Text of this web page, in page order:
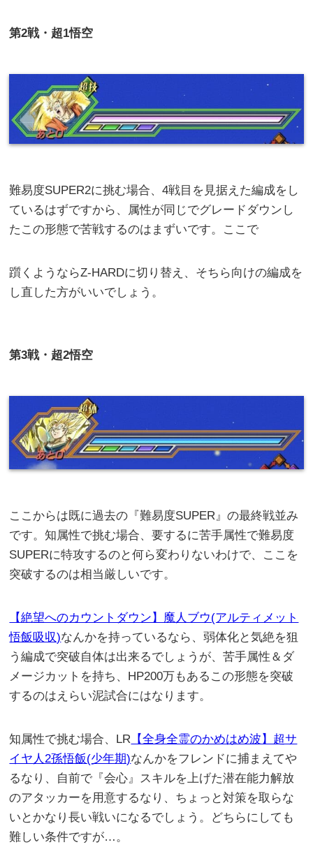
第2戦・超1悟空
難易度SUPER2に挑む場合、4戦目を見据えた編成をし
ているはずですから、属性が同じでグレードダウンし
たこの形態で苦戦するのはまずいです。ここで
躓くようならZ-HARDに切り替え、そちら向けの編成を
し直した方がいいでしょう。
第3戦・超2悟空
ここからは既に過去の『難易度SUPER』の最終戦並み
です。知属性で挑む場合、要するに苦手属性で難易度
SUPERに特攻するのと何ら変わりないわけで、ここを
突破するのは相当厳しいです。
【絶望へのカウントダウン】魔人ブウ(アルティメット
悟飯吸収)なんかを持っているなら、弱体化と気絶を狙
う編成で突破自体は出来るでしょうが、苦手属性＆ダ
メージカットを持ち、HP200万もあるこの形態を突破
するのはえらい泥試合にはなります。
知属性で挑む場合、LR 【全身全霊のかめはめ波】超サ
イヤ人2孫悟飯(少年期)なんかをフレンドに捕まえてや
るなり、自前で『会心』スキルを上げた潜在能力解放
のアタッカーを用意するなり、ちょっと対策を取らな
いとかなり長い戦いになるでしょう。どちらにしても
難しい条件ですが…。